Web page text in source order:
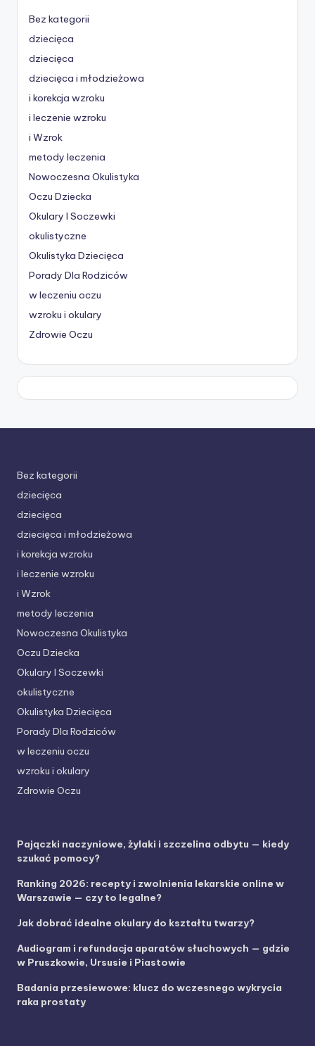
Bez kategorii
dziecięca
dziecięca
dziecięca i młodzieżowa
i korekcja wzroku
i leczenie wzroku
i Wzrok
metody leczenia
Nowoczesna Okulistyka
Oczu Dziecka
Okulary I Soczewki
okulistyczne
Okulistyka Dziecięca
Porady Dla Rodziców
w leczeniu oczu
wzroku i okulary
Zdrowie Oczu
Bez kategorii
dziecięca
dziecięca
dziecięca i młodzieżowa
i korekcja wzroku
i leczenie wzroku
i Wzrok
metody leczenia
Nowoczesna Okulistyka
Oczu Dziecka
Okulary I Soczewki
okulistyczne
Okulistyka Dziecięca
Porady Dla Rodziców
w leczeniu oczu
wzroku i okulary
Zdrowie Oczu
Pajączki naczyniowe, żylaki i szczelina odbytu — kiedy
szukać pomocy?
Ranking 2026: recepty i zwolnienia lekarskie online w
Warszawie — czy to legalne?
Jak dobrać idealne okulary do kształtu twarzy?
Audiogram i refundacja aparatów słuchowych — gdzie
w Pruszkowie, Ursusie i Piastowie
Badania przesiewowe: klucz do wczesnego wykrycia
raka prostaty